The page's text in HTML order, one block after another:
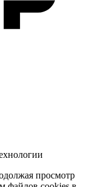
просмотр